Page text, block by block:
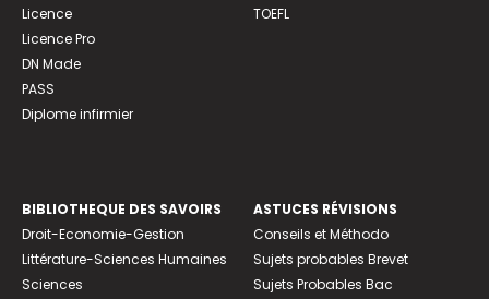
Licence
Licence Pro
DN Made
PASS
Diplome infirmier
TOEFL
BIBLIOTHEQUE DES SAVOIRS
Droit-Economie-Gestion
Littérature-Sciences Humaines
Sciences
ASTUCES RÉVISIONS
Conseils et Méthodo
Sujets probables Brevet
Sujets Probables Bac